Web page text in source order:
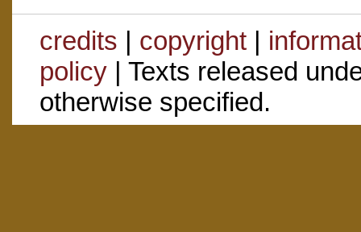
credits | copyright|
policy| Texts released
otherwise specified.